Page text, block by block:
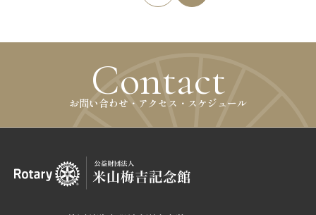
Contact
お問い合わせ・アクセス・スケジュール